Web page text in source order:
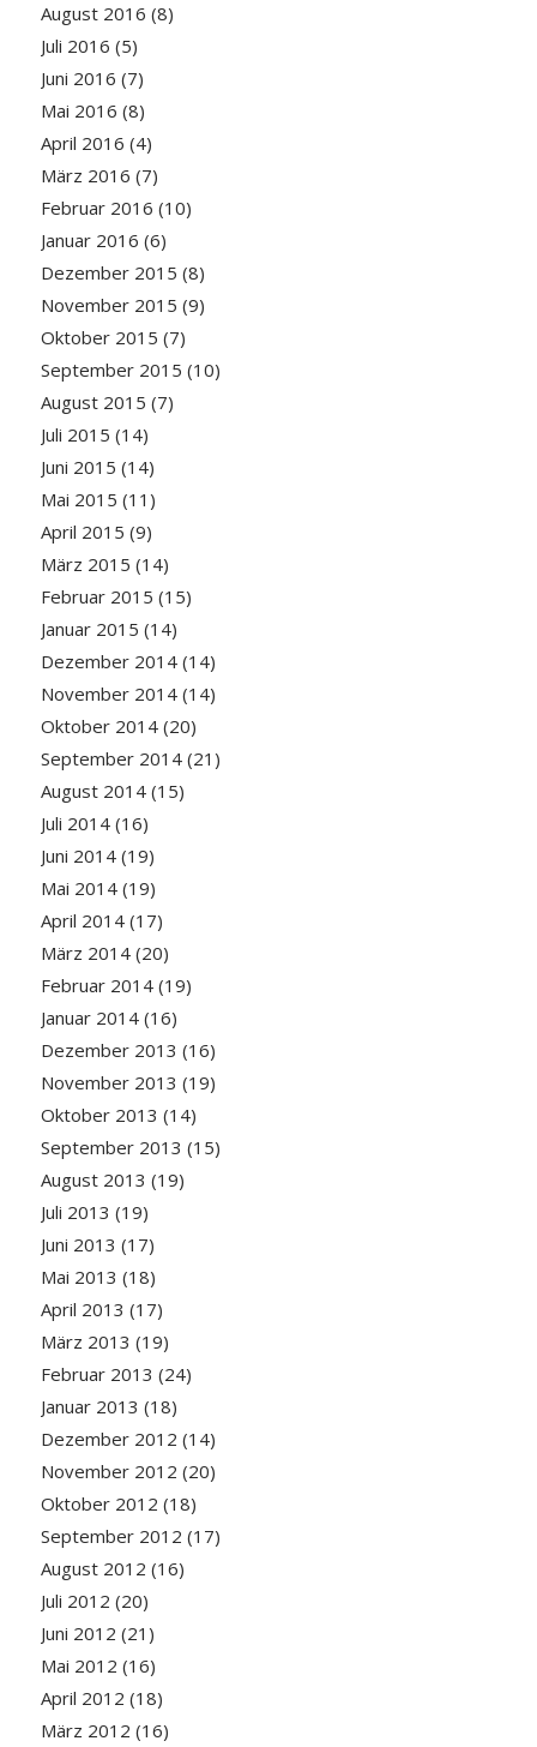
August 2016 (8)
Juli 2016 (5)
Juni 2016 (7)
Mai 2016 (8)
April 2016 (4)
März 2016 (7)
Februar 2016 (10)
Januar 2016 (6)
Dezember 2015 (8)
November 2015 (9)
Oktober 2015 (7)
September 2015 (10)
August 2015 (7)
Juli 2015 (14)
Juni 2015 (14)
Mai 2015 (11)
April 2015 (9)
März 2015 (14)
Februar 2015 (15)
Januar 2015 (14)
Dezember 2014(14)
November 2014(14)
Oktober 2014(20)
September 2014(21)
August 2014(15)
Juli 2014(16)
Juni 2014(19)
Mai 2014(19)
April 2014(17)
März 2014(20)
Februar 2014(19)
Januar 2014(16)
Dezember 2013 (16)
November 2013 (19)
Oktober 2013 (14)
September 2013 (15)
August 2013 (19)
Juli 2013 (19)
Juni 2013 (17)
Mai 2013 (18)
April 2013 (17)
März 2013 (19)
Februar 2013 (24)
Januar 2013 (18)
Dezember 2012 (14)
November 2012 (20)
Oktober 2012 (18)
September 2012 (17)
August 2012 (16)
Juli 2012 (20)
Juni 2012 (21)
Mai 2012 (16)
April 2012 (18)
März 2012 (16)